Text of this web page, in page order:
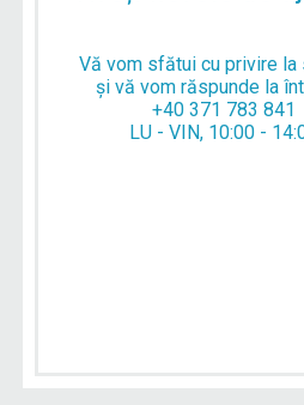
Vă vom sfătui cu privire la
și vă vom răspunde la
+40 371 783 841
LU - VIN, 10:00 -